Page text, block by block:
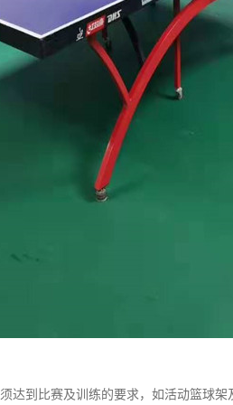
达到比赛及训练的要求，如活动篮球